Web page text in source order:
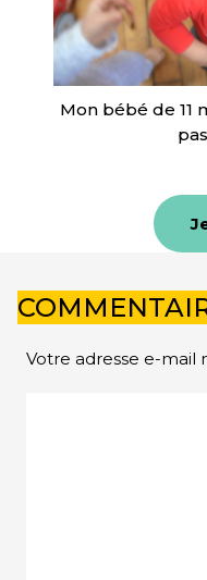
Mon bébé de 11
Votre adresse e-mail